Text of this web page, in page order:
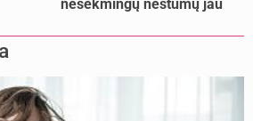
nesėkmingų nėštumų jau